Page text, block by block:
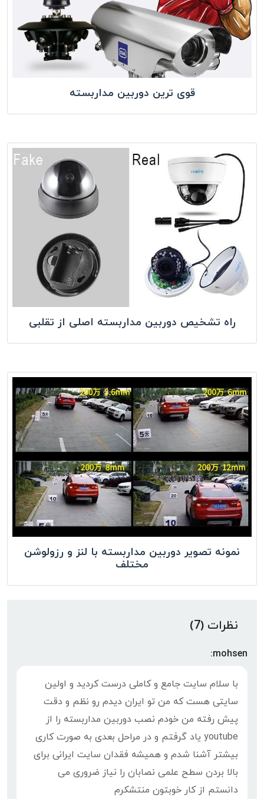
قوی ترین دوربین مداربسته
راه تشخیص دوربین مداربسته اصلی از تقلبی
نمونه تصویر دوربین مداربسته با لنز و رزولوشن
مختلف
نظرات (7)
mohsen:
با سلام سایت جامع و کاملی درست کردید و اولین
سایتی هست که من تو ایران دیدم رو نظم و دقت
پیش رفته من خودم نصب دوربین مداربسته را از
youtube یاد گرفتم و در مراحل بعدی به صورت کاری
بیشتر آشنا شدم و همیشه فقدان سایت ایرانی برای
بالا بردن سطح علمی نصابان را نیاز ضروری می
دانستم از کار خوبتون منتشکرم